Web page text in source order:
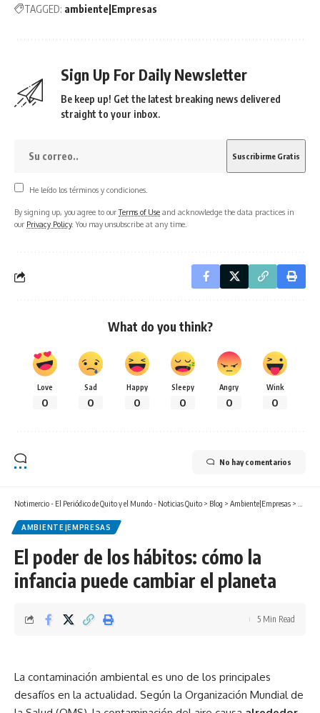
TAGGED: ambiente|Empresas
Sign Up For Daily Newsletter
Be keep up! Get the latest breaking news delivered
straight to your inbox.
He leído los términos y condiciones.
By signing up, you agree to ourTerms of Use and acknowledge the data practices in
our Privacy Policy. You may unsubscribe at any time.
What do you think?
Love
0
Sad
0
Happy
0
Sleepy
0
Angry
0
Wink
0
No hay comentarios
Notimercio - El Periódico de Quito y el Mundo - Noticias Quito > Blog > Ambiente|Empresas >
AMBIENTE|EMPRESAS
El poder de los hábitos: cómo la
infancia puede cambiar el planeta
5 Min Read
La contaminación ambiental es uno de los principales
desafíos en la actualidad. Según la Organización Mundial de